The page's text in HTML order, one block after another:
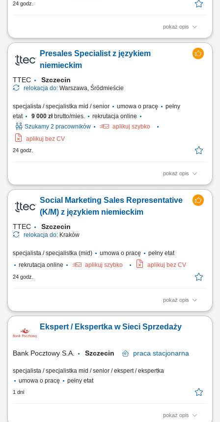
24 godz.
pokaż opis
zapewnianie profesjonalnej obsługi klienta w języku angielskim
użytkowników; odpowiadanie na pytania klientów i pomoc w
rozwiązywaniu bieżących problemów; diagnozowanie podstawowych
Presales Specialist z językiem
niemieckim
TTEC Szczecin
relokacja do: Warszawa, Śródmieście
specjalista / specjalistka mid / senior umowa o pracę
pełny
etat
9 000 złbrutto/mies.
rekrutacja online
Szukamy 2 pracowników
aplikuj szybko
aplikuj bez CV
24 godz.
pokaż opis
As a Sales Representative (Presales) with German – Hybrid, working on
site in Warsaw, Poland, you’ll be a part of bringing humanity to business.
#experienceTTEC Our employees have spoken. Our purpose, team,
and company culture are amazing and our Great Place to Work®
Social Marketing Sales Representative
(K/M) z językiem niemieckim
TTEC Szczecin
relokacja do: Kraków
specjalista / specjalistka (mid) umowa o pracę
pełny etat
rekrutacja online
aplikuj szybko aplikuj bez CV
24 godz.
pokaż opis
Opis stanowiska: Kontaktowanie się z klientami z przypisanego portfolio
Analizowanie i opracowywanie strategii zarządzania i dosprzedaży kont
klientów; Rozwiązywanie problemów i doradzanie klientom w celu
Ekspert / Ekspertka w Sieci Sprzedaży
Bank Pocztowy S.A. Szczecin praca stacjonarna
specjalista / specjalistka mid / senior / ekspert / ekspertka
umowa o pracę
pełny etat
1 dni
pokaż opis